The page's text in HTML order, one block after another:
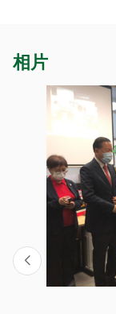
相片